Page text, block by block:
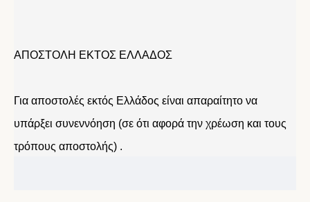
ΑΠΟΣΤΟΛΗ ΕΚΤΟΣ ΕΛΛΑΔΟΣ
Για αποστολές εκτός Ελλάδος είναι απαραίτητο να
υπάρξει συνεννόηση (σε ότι αφορά την χρέωση και τους
τρόπους αποστολής) .